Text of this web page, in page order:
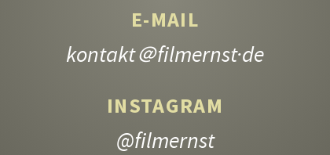
E-MAIL
kontakt＠filmernst·de
INSTAGRAM
@filmernst